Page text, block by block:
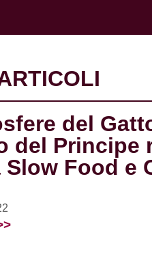
del
del Principe
Slow Food e